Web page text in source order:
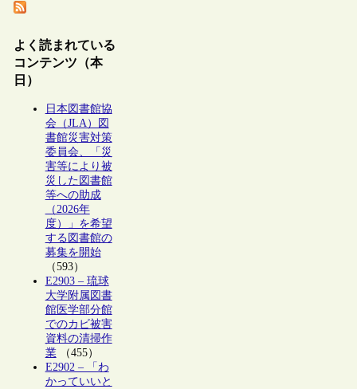
よく読まれている
コンテンツ（本
日）
日本図書館協
会（JLA）図
書館災害対策
委員会、「災
害等により被
災した図書館
等への助成
（2026年
度）」を希望
する図書館の
募集を開始
（593）
E2903 – 琉球
大学附属図書
館医学部分館
でのカビ被害
資料の清掃作
業（455）
E2902 – 「わ
かっていいと